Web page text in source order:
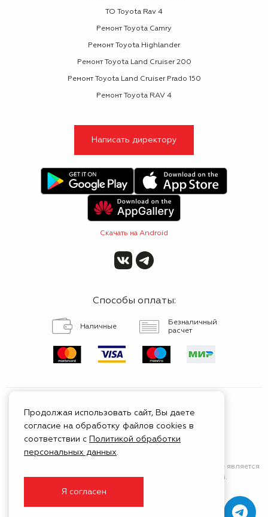
ТО Toyota Rav 4
Ремонт Toyota Camry
Ремонт Toyota Highlander
Ремонт Toyota Land Cruiser 200
Ремонт Toyota Land Cruiser Prado 150
Ремонт Toyota RAV 4
Написать директору
Скачать на Android
Способы оплаты:
Наличные
Безналичный
расчет
Сертифицированный
и не является
публичной афертой (положения Статьи 437 ГК РФ).
© 1999 - 2026 ГК Тойота Моторс Клуб
Продолжая использовать сайт, Вы даете
согласие на обработку файлов cookies в
соответствии с
Политикой обработки
персональных данных.
Я согласен